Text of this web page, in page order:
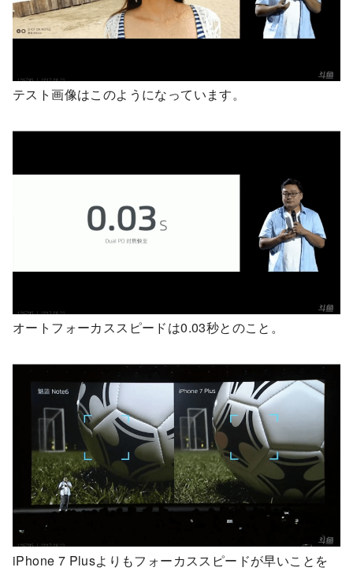
テスト画像はこのようになっています。
オートフォーカススピードは0.03秒とのこと。
iPhone 7 Plusよりもフォーカススピードが早いことを